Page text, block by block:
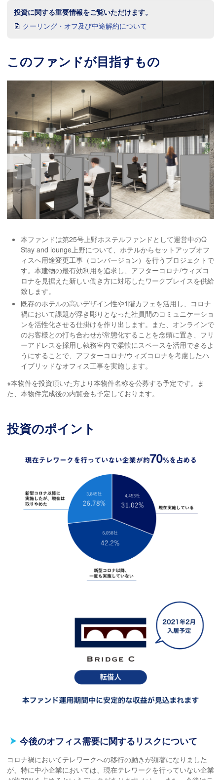
投資に関する重要情報をご覧いただけます。
クーリング・オフ及び中途解約について
このファンドが目指すもの
本ファンドは第25号上野ホステルファンドとして運営中のQ
Stay and lounge上野について、ホテルからセットアップオフ
ィスへ用途変更工事（コンバージョン）を行うプロジェクトで
す。本建物の最有効利用を追求し、アフターコロナ/ウィズコ
ロナを見据えた新しい働き方に対応したワークプレイスを供給
致します。
既存のホテルの高いデザイン性や1階カフェを活用し、コロナ
禍において課題が浮き彫りとなった社員間のコミュニケーショ
ンを活性化させる仕掛けを作り出します。また、オンラインで
のお客様との打ち合わせが常態化することを念頭に置き、フリ
ーアドレスを採用し執務室内で柔軟にスペースを活用できるよ
うにすることで、アフターコロナ/ウィズコロナを考慮したハ
イブリッドなオフィス工事を実施します。
※本物件を投資頂いた方より本物件名称を公募する予定です。ま
た、本物件完成後の内覧会も予定しております。
投資のポイント
今後のオフィス需要に関するリスクについて
コロナ禍においてテレワークへの移行の動きが顕著になりました
が、特に中小企業においては、現在テレワークを行っていない企業